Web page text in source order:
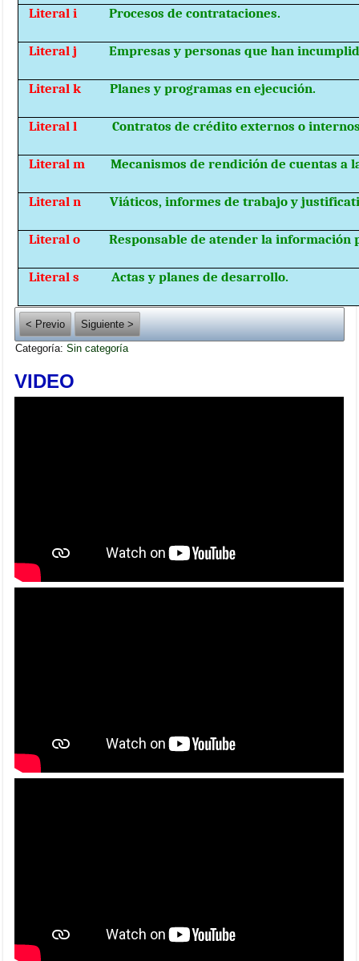
Literal i Procesos de contrataciones.
Literal j Empresas y personas que han
Literal k Planes y programas en ejecución.
Literal l Contratos de crédito externos o
Literal m Mecanismos de rendición de cuentas a
Literal n Viáticos, informes de trabajo y
Literal o Responsable de atender la información
Literal s Actas y planes de desarrollo.
< Previo
Siguiente >
Categoría:Sin categoría
VIDEO